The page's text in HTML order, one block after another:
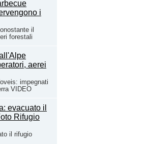
il
forestali
impegnati
VIDEO
il rifugio